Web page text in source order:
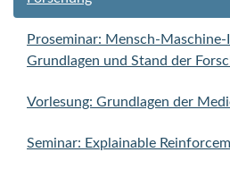
Proseminar: Mensch-
Grundlagen und Stand der
Vorlesung: Grundlagen der
Seminar: Explainable